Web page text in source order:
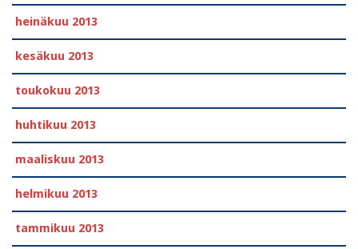
heinäkuu 2013
kesäkuu 2013
toukokuu 2013
huhtikuu 2013
maaliskuu 2013
helmikuu 2013
tammikuu 2013